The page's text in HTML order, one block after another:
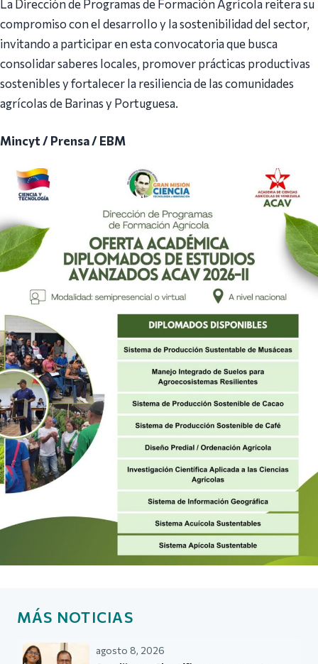
La Dirección de Programas de Formación Agrícola reitera su
compromiso con el desarrollo y la sostenibilidad del sector,
invitando a participar en esta convocatoria que busca
consolidar saberes locales, promover prácticas productivas
sostenibles y fortalecer la resiliencia de las comunidades
agrícolas de Barinas y Portuguesa.
Mincyt / Prensa / EBM
MÁS NOTICIAS
agosto 8, 2026